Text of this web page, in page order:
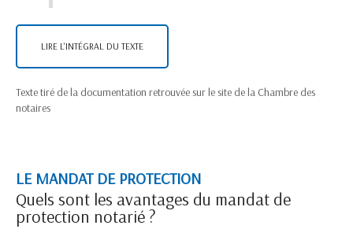
LIRE L'INTÉGRAL DU TEXTE
Texte tiré de la documentation retrouvée sur le site de la Chambre des
notaires
LE MANDAT DE PROTECTION
Quels sont les avantages du mandat de
protection notarié ?